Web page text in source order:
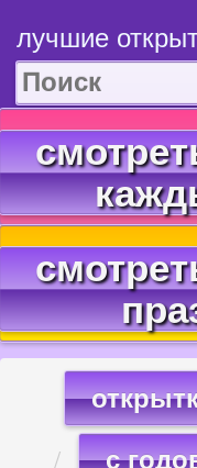
лучшие
с